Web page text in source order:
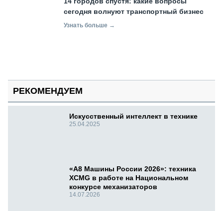
сегодня волнуют транспортный бизнес
Узнать больше →
РЕКОМЕНДУЕМ
Искусственный интеллект в технике
25.04.2025
«А8 Машины России 2026»: техника
XCMG в работе на Национальном
конкурсе механизаторов
14.07.2026